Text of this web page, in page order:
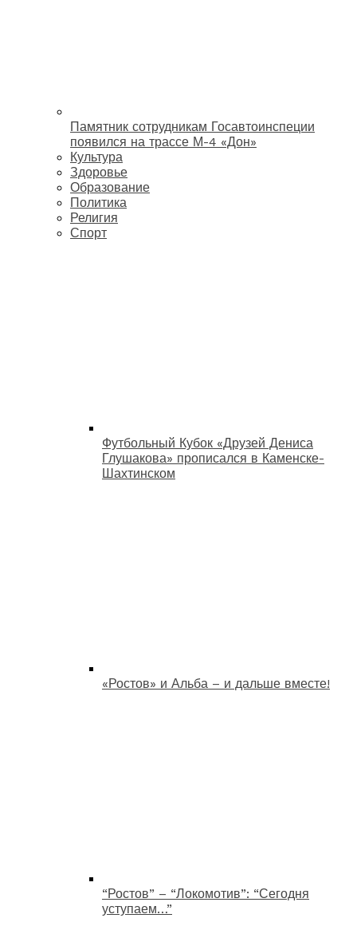
Памятник сотрудникам Госавтоинспеции
появился на трассе М-4 «Дон»
Культура
Здоровье
Образование
Политика
Религия
Спорт
Футбольный Кубок «Друзей Дениса
Глушакова» прописался в Каменске-
Шахтинском
«Ростов» и Альба – и дальше вместе!
“Ростов” – “Локомотив”: “Сегодня
уступаем…”